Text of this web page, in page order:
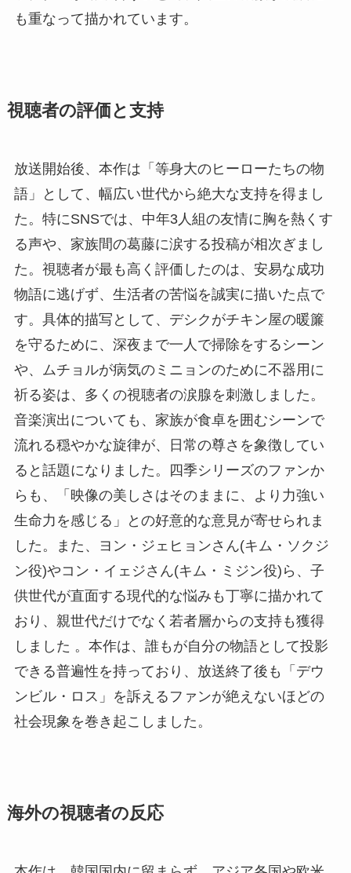
も重なって描かれています。
視聴者の評価と支持
放送開始後、本作は「等身大のヒーローたちの物
語」として、幅広い世代から絶大な支持を得まし
た。特にSNSでは、中年3人組の友情に胸を熱くす
る声や、家族間の葛藤に涙する投稿が相次ぎまし
た。視聴者が最も高く評価したのは、安易な成功
物語に逃げず、生活者の苦悩を誠実に描いた点で
す。具体的描写として、デシクがチキン屋の暖簾
を守るために、深夜まで一人で掃除をするシーン
や、ムチョルが病気のミニョンのために不器用に
祈る姿は、多くの視聴者の涙腺を刺激しました。
音楽演出についても、家族が食卓を囲むシーンで
流れる穏やかな旋律が、日常の尊さを象徴してい
ると話題になりました。四季シリーズのファンか
らも、「映像の美しさはそのままに、より力強い
生命力を感じる」との好意的な意見が寄せられま
した。また、ヨン・ジェヒョンさん(キム・ソクジ
ン役)やコン・イェジさん(キム・ミジン役)ら、子
供世代が直面する現代的な悩みも丁寧に描かれて
おり、親世代だけでなく若者層からの支持も獲得
しました 。本作は、誰もが自分の物語として投影
できる普遍性を持っており、放送終了後も「デウ
ンビル・ロス」を訴えるファンが絶えないほどの
社会現象を巻き起こしました。
海外の視聴者の反応